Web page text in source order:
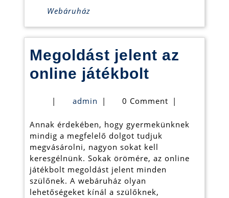
Webáruház
Megoldást jelent az
online játékbolt
online
játékbolt
| admin admin
| 0 Comment |
Annak érdekében, hogy gyermekünknek
mindig a megfelelő dolgot tudjuk
megvásárolni, nagyon sokat kell
keresgélnünk. Sokak örömére, az online
játékbolt megoldást jelent minden
szülőnek. A webáruház olyan
lehetőségeket kínál a szülőknek,